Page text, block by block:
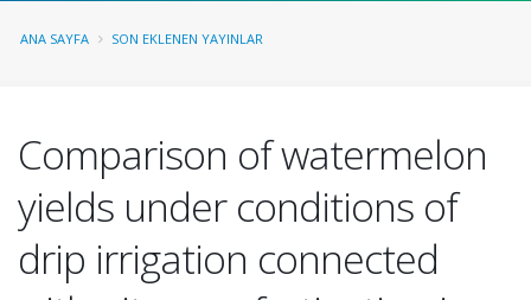
ANA SAYFA SON EKLENEN YAYINLAR
Comparison of watermelon
yields under conditions of
drip irrigation connected